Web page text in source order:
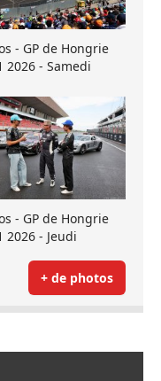
- GP de Hongrie
2026 - Samedi
- GP de Hongrie
2026 - Jeudi
+ de photos